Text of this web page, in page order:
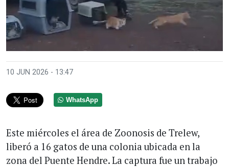
10 JUN 2026 - 13:47
WhatsApp
Este miércoles el área de Zoonosis de Trelew,
liberó a 16 gatos de una colonia ubicada en la
zona del Puente Hendre. La captura fue un trabajo